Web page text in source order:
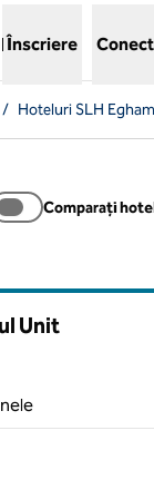
Înscriere
/ Hoteluri SLH Egham
Comparați
Unit